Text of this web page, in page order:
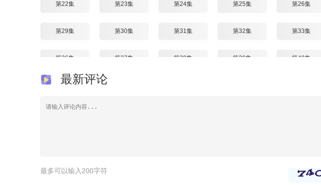
第22集 第23集 第24集 第25集 第26集
第29集 第30集 第31集 第32集 第33集
第36集 第37集 第38集 第39集 第40集
第43集
最新评论
最多可以输入200字符